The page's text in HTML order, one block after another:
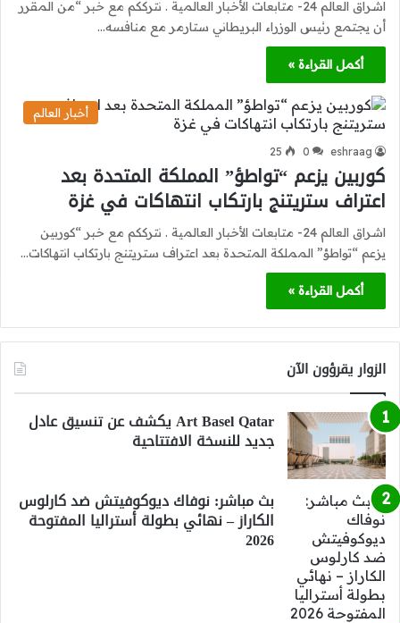
اشراق العالم 24- متابعات الأخبار العالمية . نترككم مع خبر “من المقرر
أن يجتمع رئيس الوزراء البريطاني ستارمر مع منافسه…
أكمل القراءة »
أخبار العالم
eshraag
0
25
كوربين يزعم “تواطؤ” المملكة المتحدة بعد
اعتراف ستريتنج بارتكاب انتهاكات في غزة
اشراق العالم 24- متابعات الأخبار العالمية . نترككم مع خبر “كوربين
يزعم “تواطؤ” المملكة المتحدة بعد اعتراف ستريتنج بارتكاب انتهاكات…
أكمل القراءة »
الزوار يقرؤون الآن
Art Basel Qatar يكشف عن تنسيق عادل
جديد للنسخة الافتتاحية
بث مباشر: نوفاك ديوكوفيتش ضد كارلوس
الكاراز – نهائي بطولة أستراليا المفتوحة
2026